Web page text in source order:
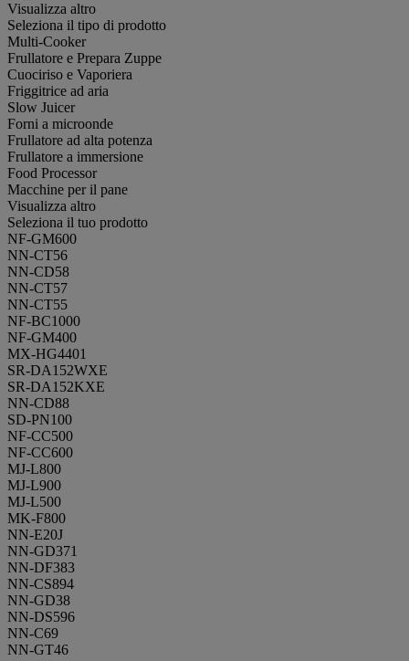
Visualizza altro
Seleziona il tipo di prodotto
Multi-Cooker
Frullatore e Prepara Zuppe
Cuociriso e Vaporiera
Friggitrice ad aria
Slow Juicer
Forni a microonde
Frullatore ad alta potenza
Frullatore a immersione
Food Processor
Macchine per il pane
Visualizza altro
Seleziona il tuo prodotto
NF-GM600
NN-CT56
NN-CD58
NN-CT57
NN-CT55
NF-BC1000
NF-GM400
MX-HG4401
SR-DA152WXE
SR-DA152KXE
NN-CD88
SD-PN100
NF-CC500
NF-CC600
MJ-L800
MJ-L900
MJ-L500
MK-F800
NN-E20J
NN-GD371
NN-DF383
NN-CS894
NN-GD38
NN-DS596
NN-C69
NN-GT46